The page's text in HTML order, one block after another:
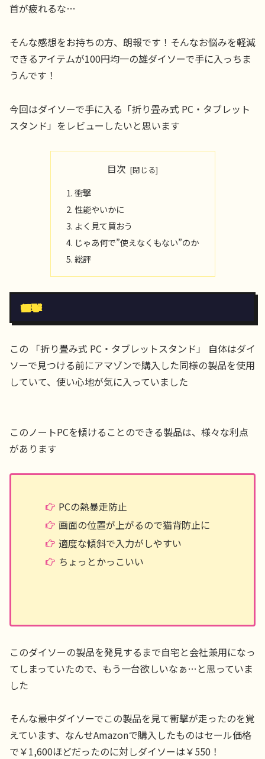
首が疲れるな…
そんな感想をお持ちの方、朗報です！そんなお悩みを軽減
できるアイテムが100円均一の雄ダイソーで手に入っちま
うんです！
今回はダイソーで手に入る「折り畳み式 PC・タブレット
スタンド」をレビューしたいと思います
目次
衝撃
性能やいかに
よく見て買おう
じゃあ何で”使えなくもない”のか
総評
衝撃
この 「折り畳み式 PC・タブレットスタンド」 自体はダイ
ソーで見つける前にアマゾンで購入した同様の製品を使用
していて、使い心地が気に入っていました
このノートPCを傾けることのできる製品は、様々な利点
があります
PCの熱暴走防止
画面の位置が上がるので猫背防止に
適度な傾斜で入力がしやすい
ちょっとかっこいい
このダイソーの製品を発見するまで自宅と会社兼用になっ
てしまっていたので、もう一台欲しいなぁ…と思っていま
した
そんな最中ダイソーでこの製品を見て衝撃が走ったのを覚
えています、なんせAmazonで購入したものはセール価格
で￥1,600ほどだったのに対しダイソーは￥550！